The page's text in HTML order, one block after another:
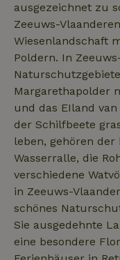
ausgezeichnet zu
Zeeuws-
Wiesenlandschaft
Poldern. In
Margarethapolder
und das EIland
der Schilfbeete
leben, gehören der
Wasserralle, die
verschiedene
in Zeeuws-
schönes
Sie ausgedehnte
eine besondere
create-account
_nhft_open-gds-